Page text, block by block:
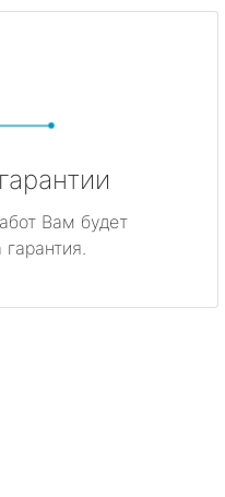
Вам будет